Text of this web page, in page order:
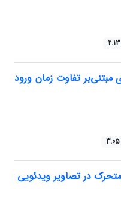
تفاوت زمان ورود
در تصاویر ویدئویی